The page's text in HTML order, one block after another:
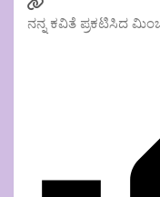
ನನ್ನ ಕವಿತೆ ಪ್ರಕಟಿಸಿದ